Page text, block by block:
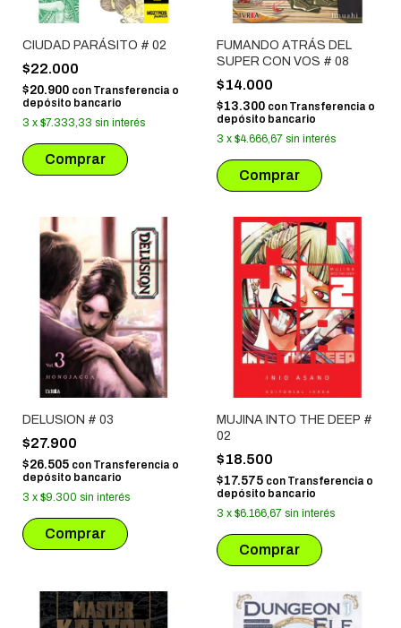
CIUDAD PARÁSITO # 02
$22.000
$20.900 con Transferencia o
depósito bancario
3 x $7.333,33 sin interés
FUMANDO ATRÁS DEL
SUPER CON VOS # 08
$14.000
$13.300 con Transferencia o
depósito bancario
3 x $4.666,67 sin interés
DELUSION # 03
$27.900
$26.505 con Transferencia o
depósito bancario
3 x $9.300 sin interés
MUJINA INTO THE DEEP #
02
$18.500
$17.575 con Transferencia o
depósito bancario
3 x $6.166,67 sin interés